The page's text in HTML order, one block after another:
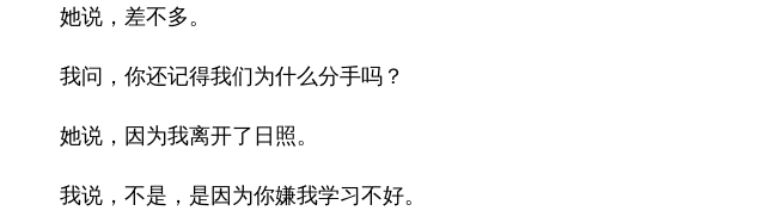
她说，差不多。
我问，你还记得我们为什么分手吗？
她说，因为我离开了日照。
我说，不是，是因为你嫌我学习不好。